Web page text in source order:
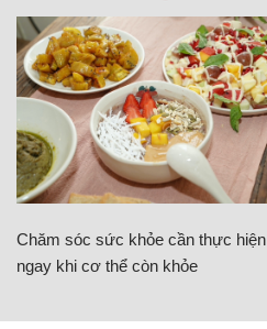
Chăm sóc sức khỏe cần thực hiện
ngay khi cơ thể còn khỏe